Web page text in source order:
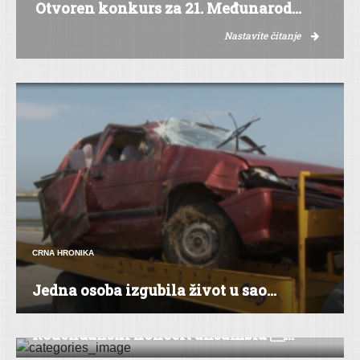
Otvoren konkurs za 21. Međunarod...
Nastavite čitanje
CRNA HRONIKA
Jedna osoba izgubila život u sao...
DRUŠTVO
Rođendanski koncert ansambla ...